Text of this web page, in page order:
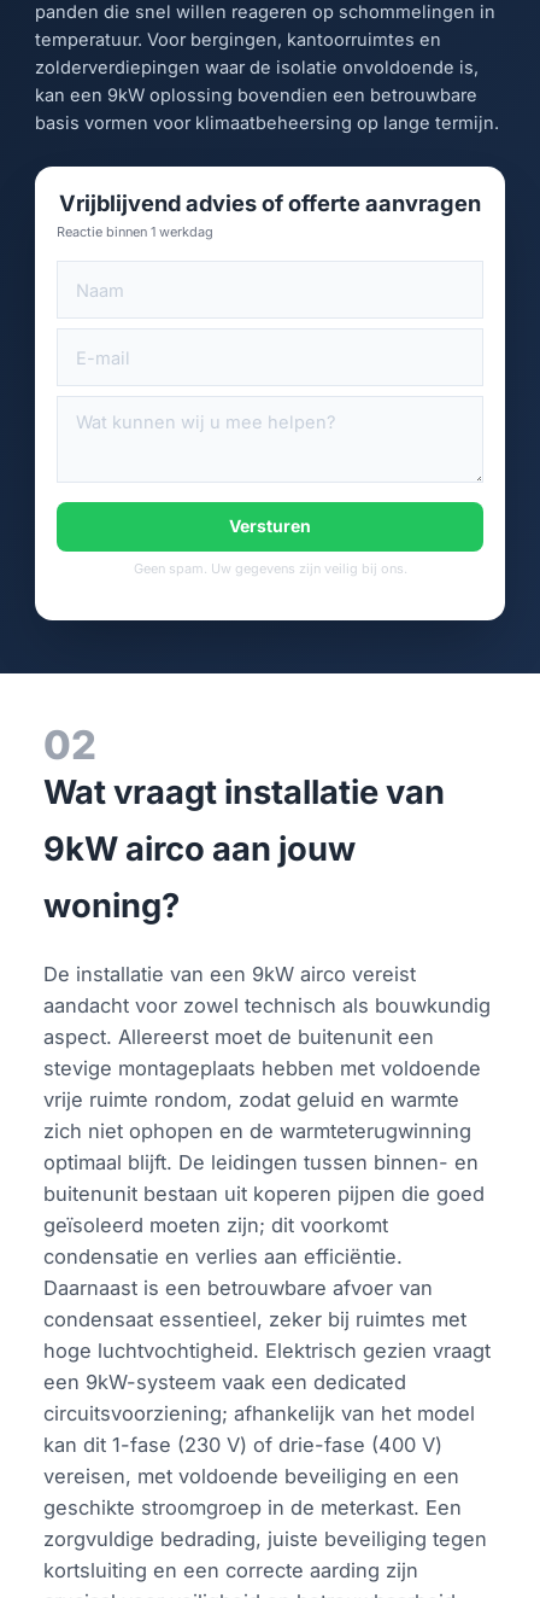
panden die snel willen reageren op schommelingen in
temperatuur. Voor bergingen, kantoorruimtes en
zolderverdiepingen waar de isolatie onvoldoende is,
kan een 9kW oplossing bovendien een betrouwbare
basis vormen voor klimaatbeheersing op lange termijn.
Vrijblijvend advies of offerte aanvragen
Reactie binnen 1 werkdag
Versturen
Geen spam. Uw gegevens zijn veilig bij ons.
02
Wat vraagt installatie van
9kW airco aan jouw
woning?
De installatie van een 9kW airco vereist
aandacht voor zowel technisch als bouwkundig
aspect. Allereerst moet de buitenunit een
stevige montageplaats hebben met voldoende
vrije ruimte rondom, zodat geluid en warmte
zich niet ophopen en de warmteterugwinning
optimaal blijft. De leidingen tussen binnen- en
buitenunit bestaan uit koperen pijpen die goed
geïsoleerd moeten zijn; dit voorkomt
condensatie en verlies aan efficiëntie.
Daarnaast is een betrouwbare afvoer van
condensaat essentieel, zeker bij ruimtes met
hoge luchtvochtigheid. Elektrisch gezien vraagt
een 9kW-systeem vaak een dedicated
circuitsvoorziening; afhankelijk van het model
kan dit 1-fase (230 V) of drie-fase (400 V)
vereisen, met voldoende beveiliging en een
geschikte stroomgroep in de meterkast. Een
zorgvuldige bedrading, juiste beveiliging tegen
kortsluiting en een correcte aarding zijn